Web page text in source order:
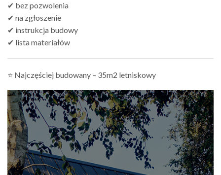
✔ bez pozwolenia
✔ na zgłoszenie
✔ instrukcja budowy
✔ lista materiałów
⭐ Najczęściej budowany – 35m2 letniskowy